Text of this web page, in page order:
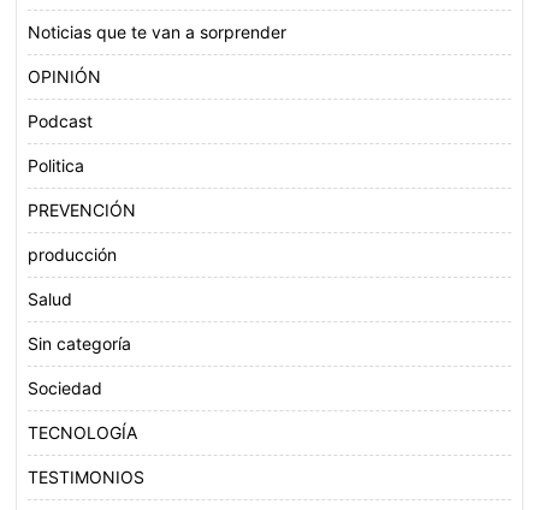
Noticias que te van a sorprender
OPINIÓN
Podcast
Politica
PREVENCIÓN
producción
Salud
Sin categoría
Sociedad
TECNOLOGÍA
TESTIMONIOS